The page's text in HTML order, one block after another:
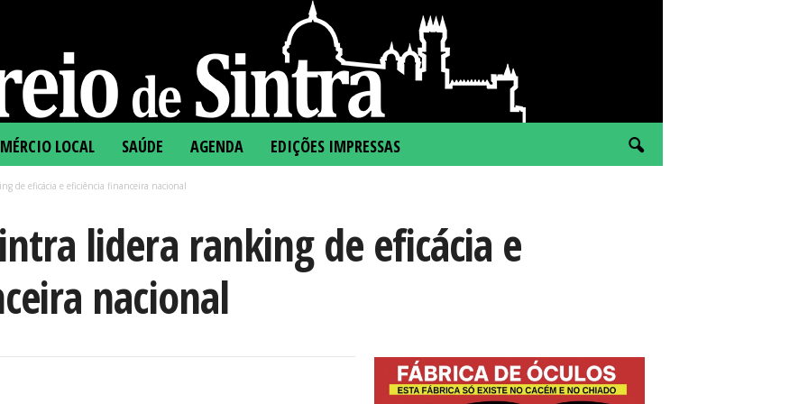
LOCAL SAÚDE AGENDA EDIÇÕES IMPRESSAS
de eficácia e eficiência financeira nacional
lidera ranking de eficácia e
nacional